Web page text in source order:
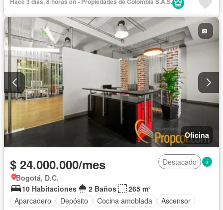
Oficina
$ 24.000.000/mes
Destacado
Bogotá, D.C.
10 Habitaciones
2 Baños
265 m²
Aparcadero
Depósito Cocina amoblada Ascensor